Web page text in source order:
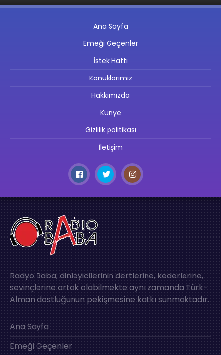
Ana Sayfa
Emeği Geçenler
İstek Hattı
Konuklarımız
Hakkımızda
Künye
Gizlilik politikası
İletişim
Radyo Baba; dinleyicilerinin dertlerine, kederlerine,
sevinçlerine ortak olabilmekte aynı zamanda Türk-
Alman dostluğunun pekişmesine katkı sunmaktadır.
Ana Sayfa
Emeği Geçenler